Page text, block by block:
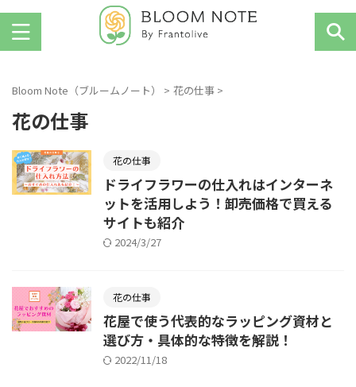
Bloom Note（ブルームノート） > 花の仕事 >
花の仕事
花の仕事
ドライフラワーの仕入れはインターネ
ットを活用しよう！卸売価格で買える
サイトも紹介
2024/3/27
花の仕事
花屋で使う代表的なラッピング資材と
選び方・具体的な特徴を解説！
2022/11/18